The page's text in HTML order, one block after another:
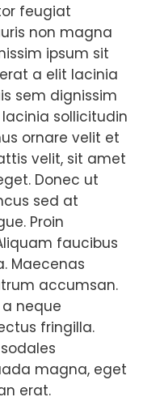
feugiat
non magna
ipsum sit
a elit lacinia
sem dignissim
sollicitudin
ornare velit et
velit, sit amet
Donec ut
sed at
Proin
faucibus
Maecenas
accumsan.
neque
fringilla.
magna, eget
erat.